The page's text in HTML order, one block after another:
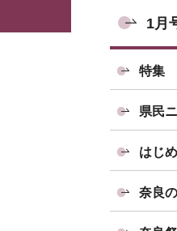
1月
特集
県民
はじ
奈良